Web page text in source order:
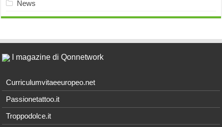
News
I magazine di Qonnetwork
Curriculumvitaeeuropeo.net
Passionetattoo.it
Troppodolce.it